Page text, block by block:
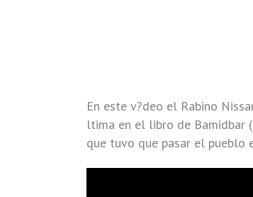
En este v?deo el Rabino
ltima en el libro de Bamidbar
que tuvo que pasar el pueblo